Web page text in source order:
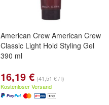
American Crew American Crew
Classic Light Hold Styling Gel
390 ml
16,19 € (41,51 € / l)
Kostenloser Versand